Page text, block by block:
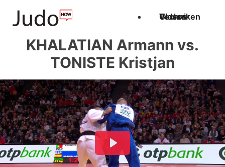
Techniken
Videos
Glossar
KHALATIAN Armann vs.
TONISTE Kristjan